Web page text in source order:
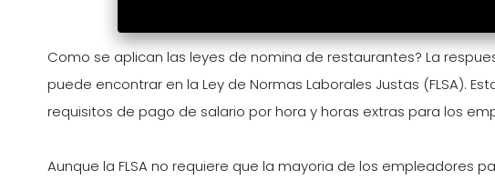
Como se aplican las leyes de nomina de restaurantes? La
puede encontrar en la Ley de Normas Laborales Justas (FLSA).
requisitos de pago de salario por hora y horas extras para los
Aunque la FLSA no requiere que la mayoria de los empleadores